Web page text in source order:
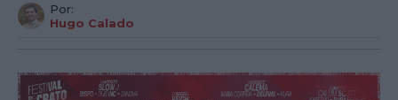
Por:
Hugo Calado